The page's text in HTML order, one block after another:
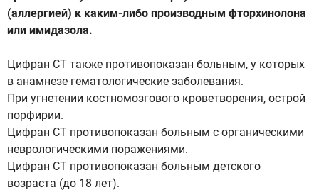
(аллергией) к каким-либо производным фторхинолона
или имидазола.
Цифран СТ также противопоказан больным, у которых
в анамнезе гематологические заболевания.
При угнетении костномозгового кроветворения, острой
порфирии.
Цифран СТ противопоказан больным с органическими
неврологическими поражениями.
Цифран СТ противопоказан больным детского
возраста (до 18 лет).